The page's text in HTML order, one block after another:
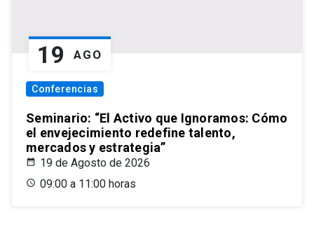
19 AGO
Conferencias
Seminario: “El Activo que Ignoramos: Cómo
el envejecimiento redefine talento,
mercados y estrategia”
19 de Agosto de 2026
09:00 a 11:00 horas